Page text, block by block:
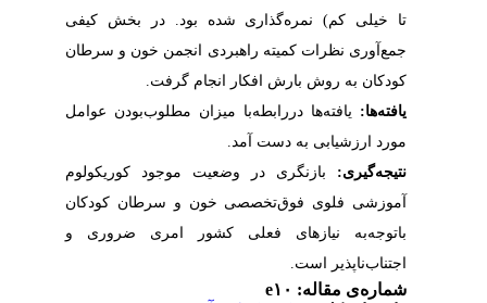
تا خیلی کم) نمره‌گذاری شده بود. در بخش کیفی
جمع‌آوری نظرات کمیته راهبردی انجمن خون و سرطان
کودکان به روش بارش افکار انجام گرفت.
یافته‌ها: یافته‌ها دررابطه‌با میزان مطلوب‌بودن عوامل
مورد ارزشیابی به دست آمد.
نتیجه‌گیری:بازنگری در وضعیت موجود کوریکولوم
آموزشی فلوی فوق‌تخصصی خون و سرطان کودکان
باتوجه‌به نیازهای فعلی کشور امری ضروری و
اجتناب‌ناپذیر است.
شماره‌ی مقاله: e۱۰